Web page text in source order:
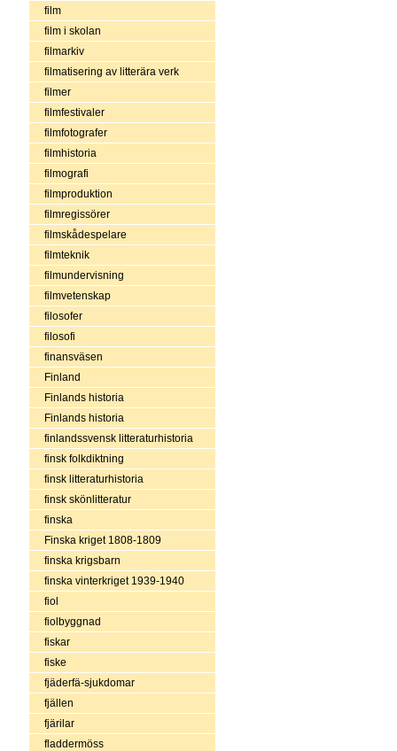
film
film i skolan
filmarkiv
filmatisering av litterära verk
filmer
filmfestivaler
filmfotografer
filmhistoria
filmografi
filmproduktion
filmregissörer
filmskådespelare
filmteknik
filmundervisning
filmvetenskap
filosofer
filosofi
finansväsen
Finland
Finlands historia
Finlands historia
finlandssvensk litteraturhistoria
finsk folkdiktning
finsk litteraturhistoria
finsk skönlitteratur
finska
Finska kriget 1808-1809
finska krigsbarn
finska vinterkriget 1939-1940
fiol
fiolbyggnad
fiskar
fiske
fjäderfä-sjukdomar
fjällen
fjärilar
fladdermöss